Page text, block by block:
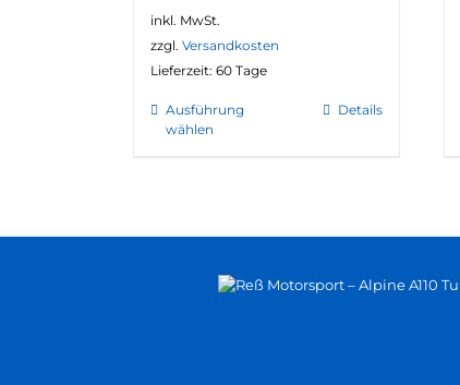
inkl. MwSt.
zzgl. Versandkosten
Lieferzeit: 60 Tage
Ausführung
wählen
Die
auf
Details